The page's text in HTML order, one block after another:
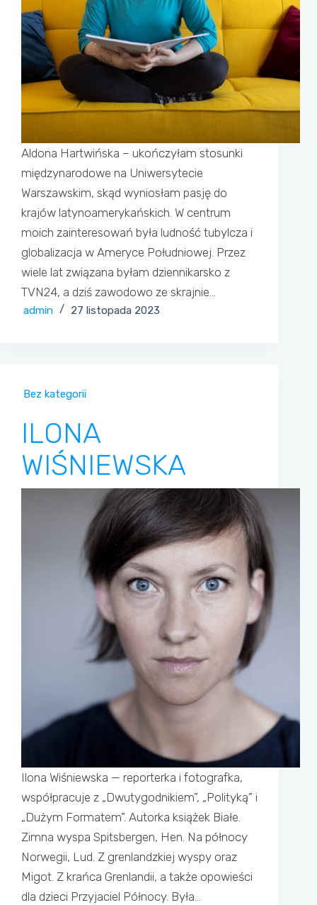
Aldona Hartwińska – ukończyłam stosunki
międzynarodowe na Uniwersytecie
Warszawskim, skąd wyniosłam pasję do
krajów latynoamerykańskich. W centrum
moich zainteresowań była ludność tubylcza i
globalizacja w Ameryce Południowej. Przez
wiele lat związana byłam dziennikarsko z
TVN24, a dziś zawodowo ze skrajnie…
admin 27 listopada 2023
Bez kategorii
ILONA
WIŚNIEWSKA
Ilona Wiśniewska — reporterka i fotografka,
współpracuje z „Dwutygodnikiem”, „Polityką” i
„Dużym Formatem”. Autorka książek Białe.
Zimna wyspa Spitsbergen, Hen. Na północy
Norwegii, Lud. Z grenlandzkiej wyspy oraz
Migot. Z krańca Grenlandii, a także opowieści
dla dzieci Przyjaciel Północy. Była…